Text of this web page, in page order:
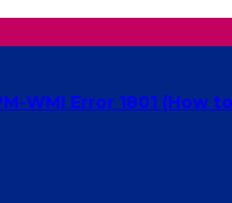
WMI Error 1801 (How